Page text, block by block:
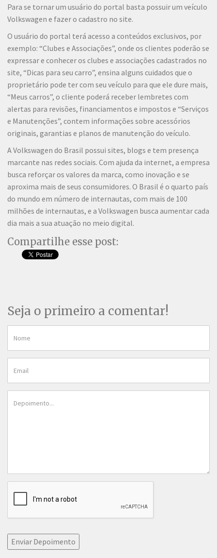
Para se tornar um usuário do portal basta possuir um veículo
Volkswagen e fazer o cadastro no site.
O usuário do portal terá acesso a conteúdos exclusivos, por
exemplo: “Clubes e Associações”, onde os clientes poderão se
expressar e conhecer os clubes e associações cadastrados no
site, “Dicas para seu carro”, ensina alguns cuidados que o
proprietário pode ter com seu veículo para que ele dure mais,
“Meus carros”, o cliente poderá receber lembretes com
alertas para revisões, financiamentos e impostos e “Serviços
e Manutenções”, contem informações sobre acessórios
originais, garantias e planos de manutenção do veículo.
A Volkswagen do Brasil possui sites, blogs e tem presença
marcante nas redes sociais. Com ajuda da internet, a empresa
busca reforçar os valores da marca, como inovação e se
aproxima mais de seus consumidores. O Brasil é o quarto país
do mundo em número de internautas, com mais de 100
milhões de internautas, e a Volkswagen busca aumentar cada
dia mais a sua atuação no meio digital.
Compartilhe esse post:
Seja o primeiro a comentar!